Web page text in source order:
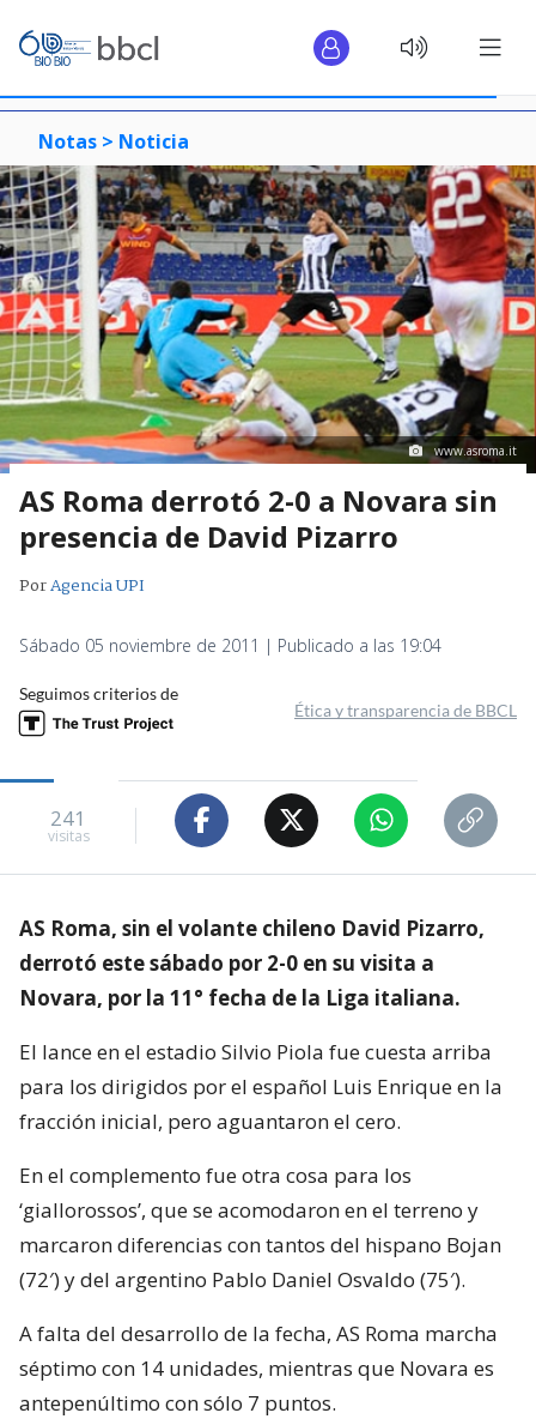
Notas > Noticia
www.asroma.it
AS Roma derrotó 2-0 a Novara sin
presencia de David Pizarro
PorAgencia UPI
Sábado 05 noviembre de 2011 | Publicado a las 19:04
Seguimos criterios de
Ética y transparencia de BBCL
241
visitas
AS Roma, sin el volante chileno David Pizarro,
derrotó este sábado por 2-0 en su visita a
Novara, por la 11° fecha de la Liga italiana.
El lance en el estadio Silvio Piola fue cuesta arriba
para los dirigidos por el español Luis Enrique en la
fracción inicial, pero aguantaron el cero.
En el complemento fue otra cosa para los
‘giallorossos’, que se acomodaron en el terreno y
marcaron diferencias con tantos del hispano Bojan
(72′) y del argentino Pablo Daniel Osvaldo (75′).
A falta del desarrollo de la fecha, AS Roma marcha
séptimo con 14 unidades, mientras que Novara es
antepenúltimo con sólo 7 puntos.